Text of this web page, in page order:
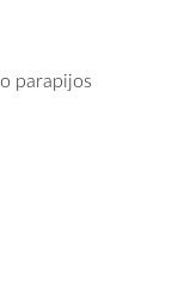
parapijos